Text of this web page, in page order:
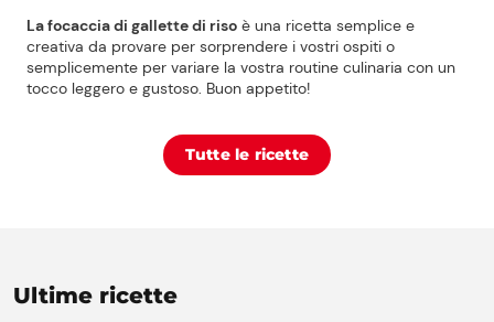
La focaccia di gallette di riso è una ricetta semplice e
creativa da provare per sorprendere i vostri ospiti o
semplicemente per variare la vostra routine culinaria con un
tocco leggero e gustoso. Buon appetito!
Tutte le ricette
Ultime ricette